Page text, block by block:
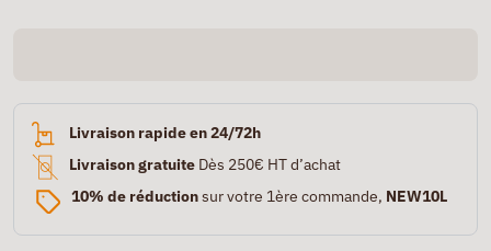
Livraison rapide en 24/72h
Livraison gratuite Dès 250€ HT d’achat
10% de réductionsur votre 1ère commande, NEW10L